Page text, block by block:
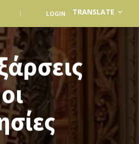
TRANSLATE
LOGIN